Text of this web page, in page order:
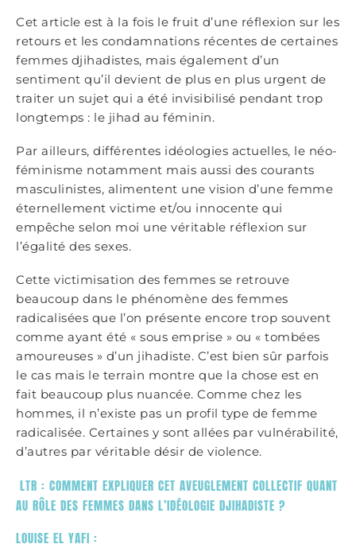
Cet article est à la fois le fruit d’une réflexion sur les
retours et les condamnations récentes de certaines
femmes djihadistes, mais également d’un
sentiment qu’il devient de plus en plus urgent de
traiter un sujet qui a été invisibilisé pendant trop
longtemps : le jihad au féminin.
Par ailleurs, différentes idéologies actuelles, le néo-
féminisme notamment mais aussi des courants
masculinistes, alimentent une vision d’une femme
éternellement victime et/ou innocente qui
empêche selon moi une véritable réflexion sur
l’égalité des sexes.
Cette victimisation des femmes se retrouve
beaucoup dans le phénomène des femmes
radicalisées que l’on présente encore trop souvent
comme ayant été « sous emprise » ou « tombées
amoureuses » d’un jihadiste. C’est bien sûr parfois
le cas mais le terrain montre que la chose est en
fait beaucoup plus nuancée. Comme chez les
hommes, il n’existe pas un profil type de femme
radicalisée. Certaines y sont allées par vulnérabilité,
d’autres par véritable désir de violence.
LTR : COMMENT EXPLIQUER CET AVEUGLEMENT COLLECTIF QUANT
AU RÔLE DES FEMMES DANS L’IDÉOLOGIE DJIHADISTE ?
LOUISE EL YAFI :